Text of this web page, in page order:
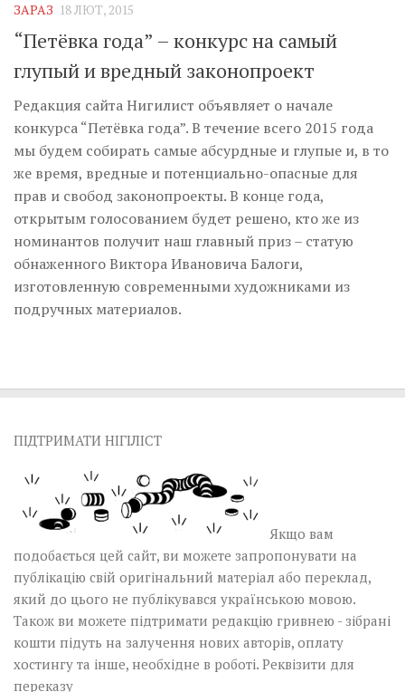
Научпоп
Головне
Inter/antinational
ЗАРАЗ 18 ЛЮТ, 2015
“Петёвка года” – конкурс на самый
глупый и вредный законопроект
Редакция сайта Нигилист объявляет о начале
конкурса “Петёвка года”. В течение всего 2015 года
мы будем собирать самые абсурдные и глупые и, в то
же время, вредные и потенциально-опасные для
прав и свобод законопроекты. В конце года,
открытым голосованием будет решено, кто же из
номинантов получит наш главный приз – статую
обнаженного Виктора Ивановича Балоги,
изготовленную современными художниками из
подручных материалов.
ПІДТРИМАТИ НІГІЛІСТ
Якщо вам
подобається цей сайт, ви можете запропонувати на
публікацію свій оригінальний матеріал або переклад,
який до цього не публікувався українською мовою.
Також ви можете підтримати редакцію гривнею - зібрані
кошти підуть на залучення нових авторів, оплату
хостингу та інше, необхідне в роботі. Реквізити для
переказу